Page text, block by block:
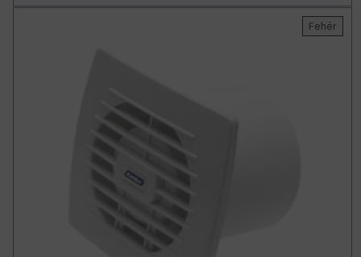
Fehér